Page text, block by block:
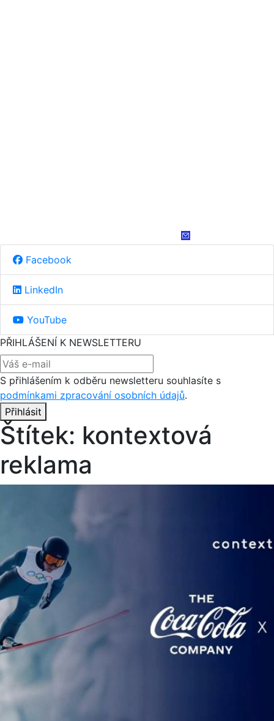
Facebook
LinkedIn
YouTube
PŘIHLÁŠENÍ K NEWSLETTERU
S přihlášením k odběru newsletteru souhlasíte s
podmínkami zpracování osobních údajů.
Přihlásit
Štítek: kontextová
reklama